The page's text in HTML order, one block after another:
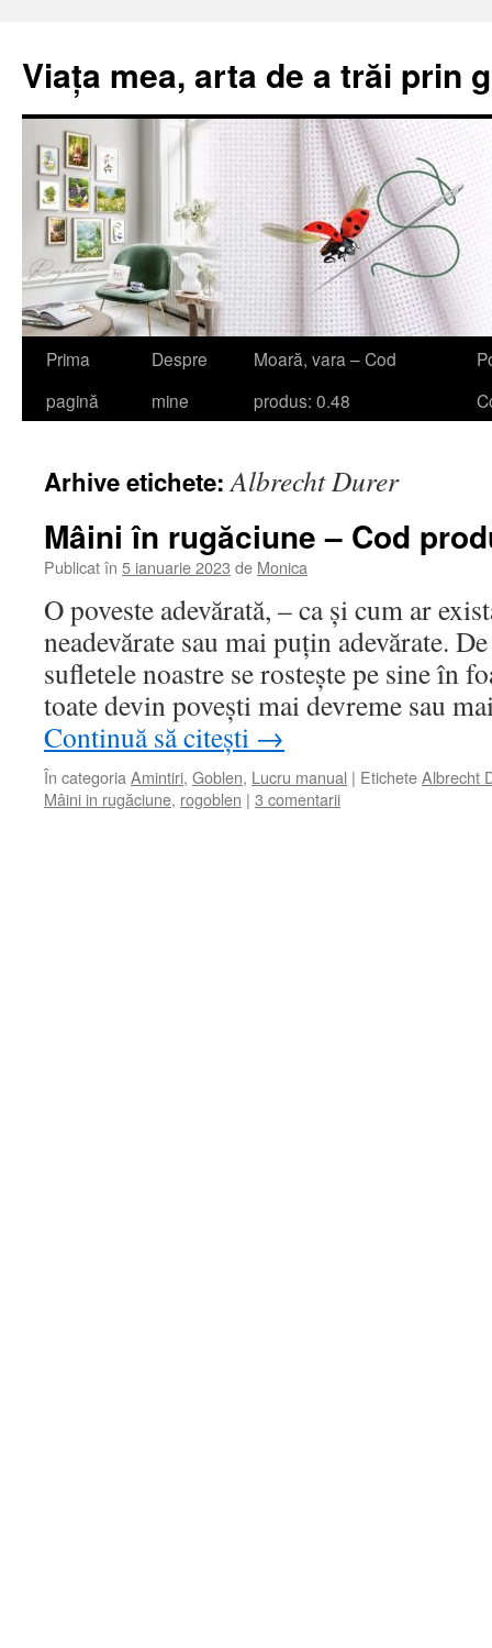
Viața mea, arta de a trăi prin
Sari
Prima
pagină
Despre
mine
Moară, vara – Cod
produs: 0.48
Arhive etichete:Albrecht Durer
Mâini în rugăciune – Cod
Publicat în 5 ianuarie 2023 de Monica
O poveste adevărată, – ca și cum ar
neadevărate sau mai puțin adevărate.
sufletele noastre se rostește pe sine în
toate devin povești mai devreme sau
Continuă să citești →
În categoria Amintiri, Goblen, Lucru manual | EticheteAlbrecht
Mâini in rugăciune, rogoblen | 3 comentarii